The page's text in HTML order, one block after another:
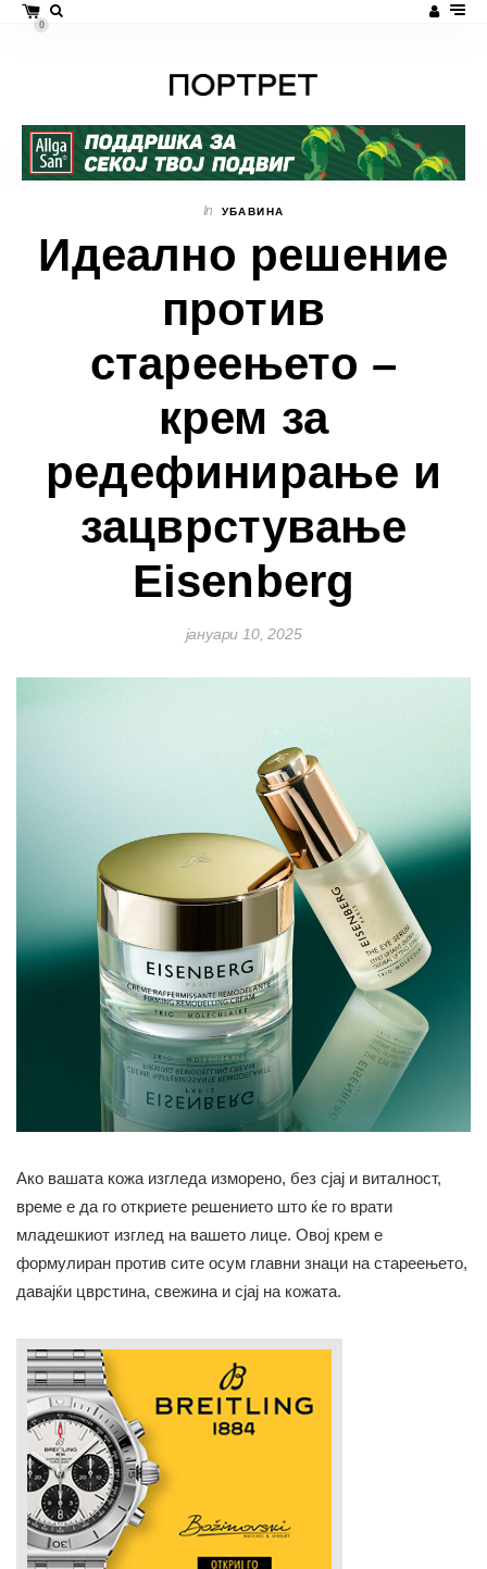
0
In УБАВИНА
Идеално решение
против
стареењето –
крем за
редефинирање и
зацврстување
Eisenberg
јануари 10, 2025
Ако вашата кожа изгледа изморено, без сјај и виталност,
време е да го откриете решението што ќе го врати
младешкиот изглед на вашето лице. Овој крем е
формулиран против сите осум главни знаци на стареењето,
давајќи цврстина, свежина и сјај на кожата.